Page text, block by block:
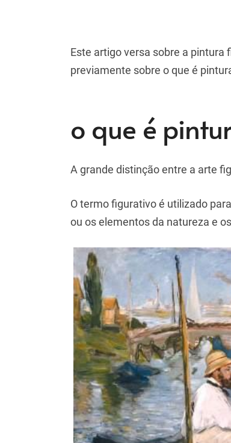
Este artigo versa sobre a
previamente sobre o que é
o que é
A grande distinção entre a arte
O termo figurativo é utilizado
ou os elementos da natureza e